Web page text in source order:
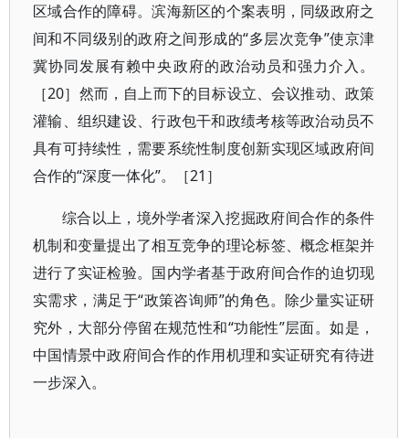
区域合作的障碍。滨海新区的个案表明，同级政府之
间和不同级别的政府之间形成的“多层次竞争”使京津
冀协同发展有赖中央政府的政治动员和强力介入。
［20］然而，自上而下的目标设立、会议推动、政策
灌输、组织建设、行政包干和政绩考核等政治动员不
具有可持续性，需要系统性制度创新实现区域政府间
合作的“深度一体化”。［21］
综合以上，境外学者深入挖掘政府间合作的条件
机制和变量提出了相互竞争的理论标签、概念框架并
进行了实证检验。国内学者基于政府间合作的迫切现
实需求，满足于“政策咨询师”的角色。除少量实证研
究外，大部分停留在规范性和“功能性”层面。如是，
中国情景中政府间合作的作用机理和实证研究有待进
一步深入。